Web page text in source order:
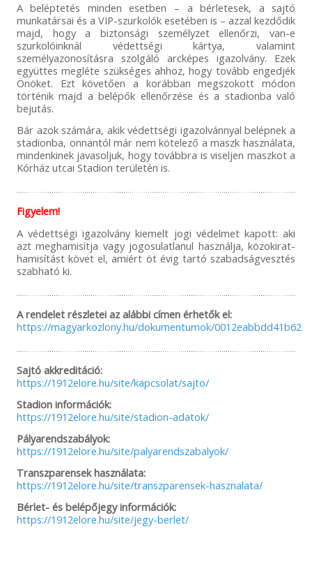
A beléptetés minden esetben – a bérletesek, a sajtó
munkatársai és a VIP-szurkolók esetében is – azzal kezdődik
majd, hogy a biztonsági személyzet ellenőrzi, van-e
szurkolóinknál védettségi kártya, valamint
személyazonosításra szolgáló arcképes igazolvány. Ezek
együttes megléte szükséges ahhoz, hogy tovább engedjék
Önöket. Ezt követően a korábban megszokott módon
történik majd a belépők ellenőrzése és a stadionba való
bejutás.
Bár azok számára, akik védettségi igazolvánnyal belépnek a
stadionba, onnantól már nem kötelező a maszk használata,
mindenkinek javasoljuk, hogy továbbra is viseljen maszkot a
Kórház utcai Stadion területén is.
Figyelem!
A védettségi igazolvány kiemelt jogi védelmet kapott: aki
azt meghamisítja vagy jogosulatlanul használja, közokirat-
hamisítást követ el, amiért öt évig tartó szabadságvesztés
szabható ki.
A rendelet részletei az alábbi címen érhetők el:
https://magyarkozlony.hu/dokumentumok/
Sajtó akkreditáció:
https://1912elore.hu/site/kapcsolat/sajto/
Stadion információk:
https://1912elore.hu/site/stadion-adatok/
Pályarendszabályok:
https://1912elore.hu/site/palyarendszabalyok/
Transzparensek használata:
https://1912elore.hu/site/transzparensek-hasznalata/
Bérlet- és belépőjegy információk:
https://1912elore.hu/site/jegy-berlet/